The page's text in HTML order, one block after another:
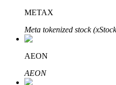
METAX
Meta tokenized stock
AEON
AEON